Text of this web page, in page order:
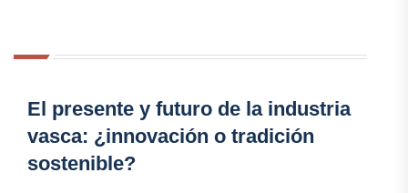
El presente y futuro de la industria
vasca: ¿innovación o tradición
sostenible?